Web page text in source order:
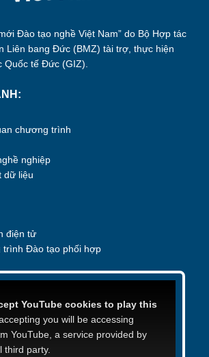
Đào tạo nghề Việt Nam” do Bộ Hợp tác
Liên bang Đức (BMZ) tài trợ, thực hiện
Quốc tế Đức (GIZ).
chương trình
nghiệp
dữ liệu
điện tử
trình Đào tạo phối hợp
YouTube cookies to play this
you will be accessing
YouTube, a service provided by
third party.